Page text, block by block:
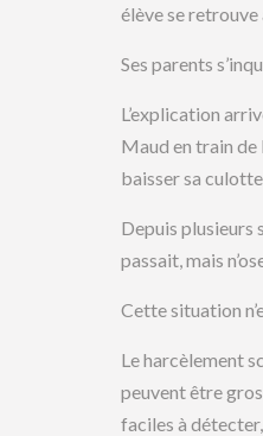
élève se retrouve
Ses parents
L’explication
Maud en train de
baisser sa
Depuis plusieurs
passait, mais
Cette situation
Le harcèlement
peuvent être
faciles à